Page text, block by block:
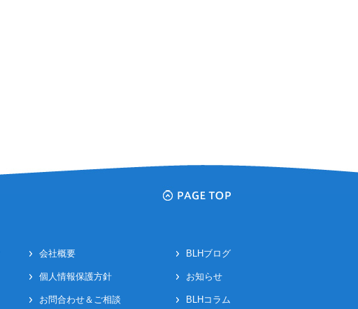
会社概要
個人情報保護方針
お問合わせ＆ご相談
BLHブログ
お知らせ
BLHコラム